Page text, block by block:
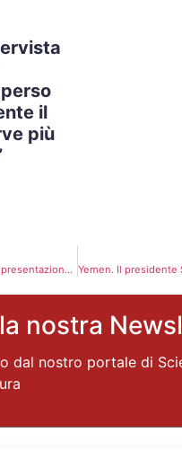
il
più
Rugby. Eccellenza, presentazione XIII giornata
nostra
dal nostro portale di